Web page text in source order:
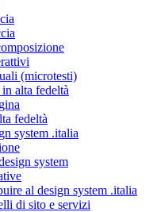
(microtesti)
alta fedeltà
fedeltà
system .italia
system
al design system .italia
di sito e servizi